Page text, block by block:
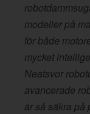
modeller på
för både
mycket
Neatsvor
avancerade
är så säkra på